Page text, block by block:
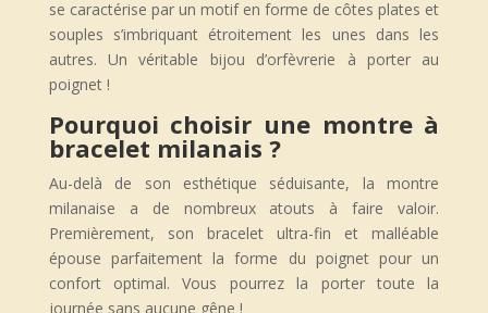
se caractérise par un motif en forme de côtes plates et
souples s’imbriquant étroitement les unes dans les
autres. Un véritable bijou d’orfèvrerie à porter au
poignet !
Pourquoi choisir une montre à
bracelet milanais ?
Au-delà de son esthétique séduisante, la montre
milanaise a de nombreux atouts à faire valoir.
Premièrement, son bracelet ultra-fin et malléable
épouse parfaitement la forme du poignet pour un
confort optimal. Vous pourrez la porter toute la
journée sans aucune gêne !